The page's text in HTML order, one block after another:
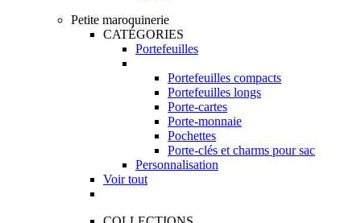
Petite maroquinerie
CATÉGORIES
Portefeuilles
Portefeuilles compacts
Portefeuilles longs
Porte-cartes
Porte-monnaie
Pochettes
Porte-clés et charms pour sac
Personnalisation
Voir tout